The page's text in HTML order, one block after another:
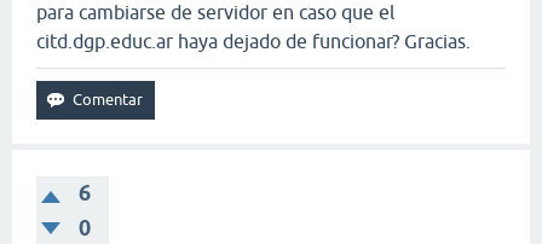
para cambiarse de servidor en caso que el
citd.dgp.educ.ar haya dejado de funcionar? Gracias.
6
0